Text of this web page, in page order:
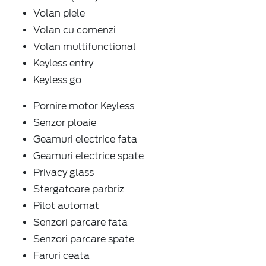
Volan piele
Volan cu comenzi
Volan multifunctional
Keyless entry
Keyless go
Pornire motor Keyless
Senzor ploaie
Geamuri electrice fata
Geamuri electrice spate
Privacy glass
Stergatoare parbriz
Pilot automat
Senzori parcare fata
Senzori parcare spate
Faruri ceata